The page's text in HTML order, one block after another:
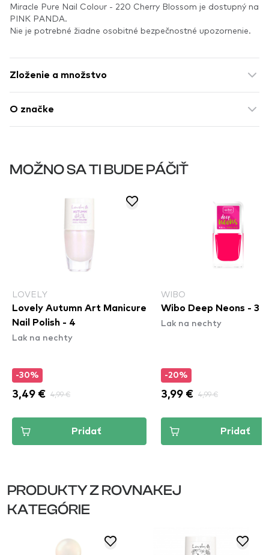
Miracle Pure Nail Colour - 220 Cherry Blossom je dostupný na
PINK PANDA.
Nie je potrebné žiadne osobitné bezpečnostné upozornenie.
Zloženie a množstvo
O značke
MOŽNO SA TI BUDE PÁČIŤ
LOVELY
Lovely Autumn Art Manicure
Nail Polish - 4
Lak na nechty
-30%
3,49 € 4,99 €
Pridať
WIBO
Wibo Deep Neons - 3
Lak na nechty
-20%
3,99 € 4,99 €
Pridať
PRODUKTY Z ROVNAKEJ
KATEGÓRIE